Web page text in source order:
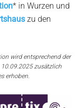
* in Wurzen und
zu den
wird entsprechend der
zusätzlich
erhoben.